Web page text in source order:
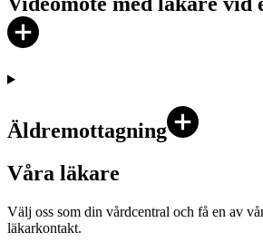
Äldremottagning
Våra läkare
Välj oss som din vårdcentral och få en av
läkarkontakt.